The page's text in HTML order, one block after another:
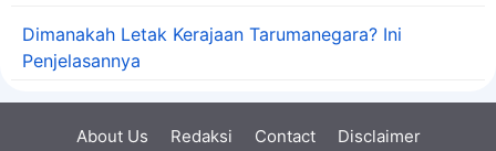
Dimanakah Letak Kerajaan Tarumanegara? Ini
Penjelasannya
About Us Redaksi Contact Disclaimer